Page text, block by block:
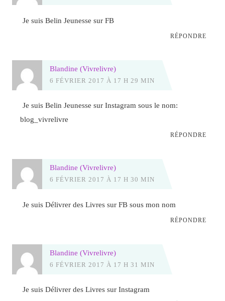
Je suis Belin Jeunesse sur FB
RÉPONDRE
Blandine (Vivrelivre)
6 FÉVRIER 2017 À 17 H 29 MIN
Je suis Belin Jeunesse sur Instagram sous le nom:
blog_vivrelivre
RÉPONDRE
Blandine (Vivrelivre)
6 FÉVRIER 2017 À 17 H 30 MIN
Je suis Délivrer des Livres sur FB sous mon nom
RÉPONDRE
Blandine (Vivrelivre)
6 FÉVRIER 2017 À 17 H 31 MIN
Je suis Délivrer des Livres sur Instagram